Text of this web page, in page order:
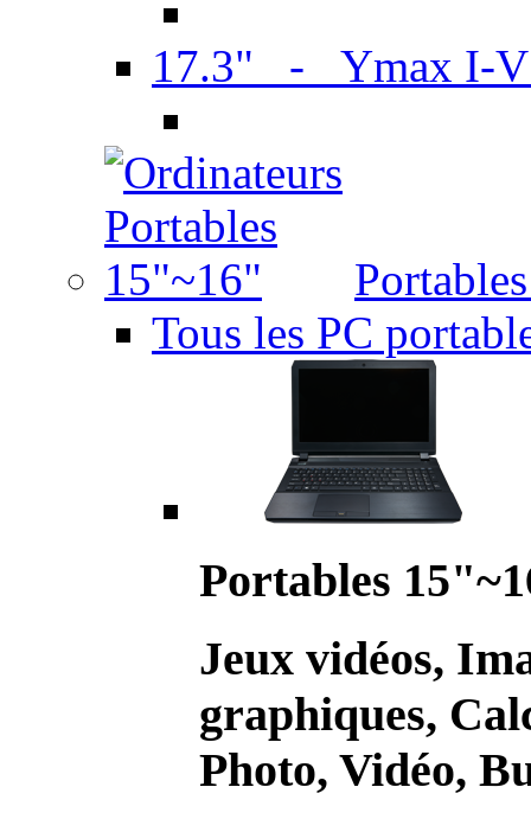
17.3" - Ymax I-
Tous les PC
Portables
Jeux vidéos,
graphiques,
Photo, Vidéo,